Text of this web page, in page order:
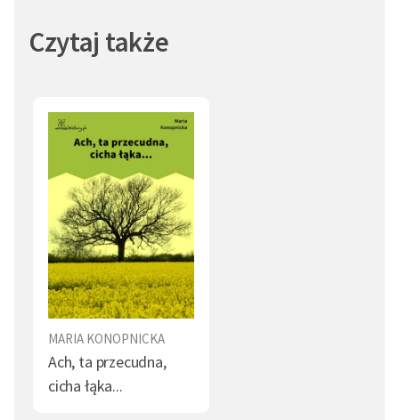
Czytaj także
MARIA KONOPNICKA
Ach, ta przecudna,
cicha łąka...